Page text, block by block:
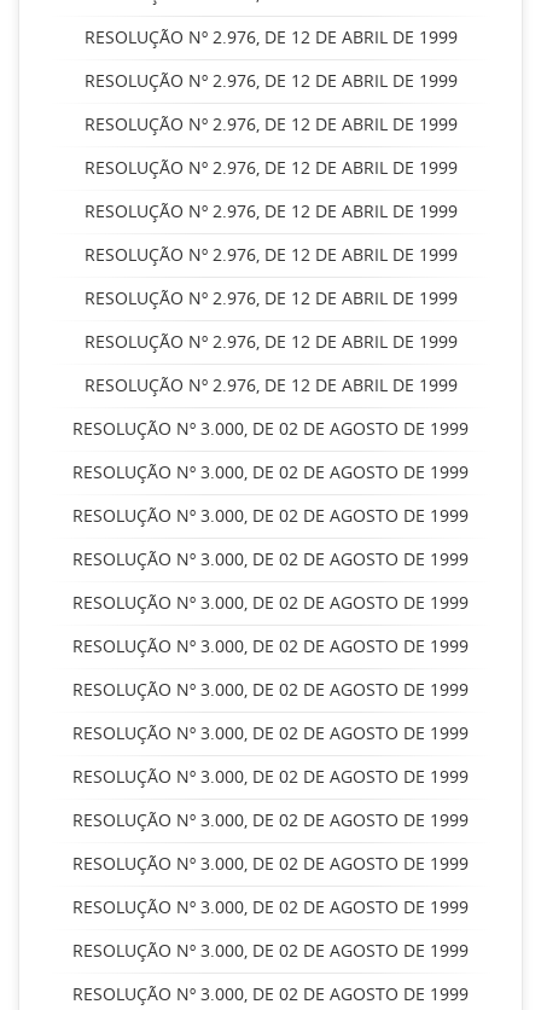
RESOLUÇÃO Nº 2.976, DE 12 DE ABRIL DE 1999
RESOLUÇÃO Nº 2.976, DE 12 DE ABRIL DE 1999
RESOLUÇÃO Nº 2.976, DE 12 DE ABRIL DE 1999
RESOLUÇÃO Nº 2.976, DE 12 DE ABRIL DE 1999
RESOLUÇÃO Nº 2.976, DE 12 DE ABRIL DE 1999
RESOLUÇÃO Nº 2.976, DE 12 DE ABRIL DE 1999
RESOLUÇÃO Nº 2.976, DE 12 DE ABRIL DE 1999
RESOLUÇÃO Nº 2.976, DE 12 DE ABRIL DE 1999
RESOLUÇÃO Nº 2.976, DE 12 DE ABRIL DE 1999
RESOLUÇÃO Nº 3.000, DE 02 DE AGOSTO DE 1999
RESOLUÇÃO Nº 3.000, DE 02 DE AGOSTO DE 1999
RESOLUÇÃO Nº 3.000, DE 02 DE AGOSTO DE 1999
RESOLUÇÃO Nº 3.000, DE 02 DE AGOSTO DE 1999
RESOLUÇÃO Nº 3.000, DE 02 DE AGOSTO DE 1999
RESOLUÇÃO Nº 3.000, DE 02 DE AGOSTO DE 1999
RESOLUÇÃO Nº 3.000, DE 02 DE AGOSTO DE 1999
RESOLUÇÃO Nº 3.000, DE 02 DE AGOSTO DE 1999
RESOLUÇÃO Nº 3.000, DE 02 DE AGOSTO DE 1999
RESOLUÇÃO Nº 3.000, DE 02 DE AGOSTO DE 1999
RESOLUÇÃO Nº 3.000, DE 02 DE AGOSTO DE 1999
RESOLUÇÃO Nº 3.000, DE 02 DE AGOSTO DE 1999
RESOLUÇÃO Nº 3.000, DE 02 DE AGOSTO DE 1999
RESOLUÇÃO Nº 3.000, DE 02 DE AGOSTO DE 1999